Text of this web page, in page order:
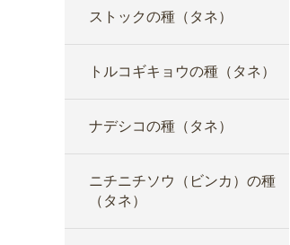
ストックの種（タネ）
トルコギキョウの種（タネ）
ナデシコの種（タネ）
ニチニチソウ（ビンカ）の種
（タネ）